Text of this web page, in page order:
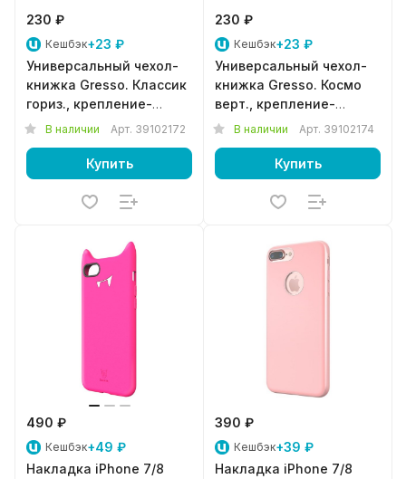
230 ₽
Кешбэк+23 ₽
Универсальный чехол-
книжка Gresso. Классик
гориз., крепление-
силикон (3,5-4,5")
В наличии Арт. 39102172
Купить
230 ₽
Кешбэк+23 ₽
Универсальный чехол-
книжка Gresso. Космо
верт., крепление-
силикон (3,5-4,5")
В наличии Арт. 39102174
Купить
490 ₽
Кешбэк+49 ₽
Накладка iPhone 7/8
390 ₽
Кешбэк+39 ₽
Накладка iPhone 7/8